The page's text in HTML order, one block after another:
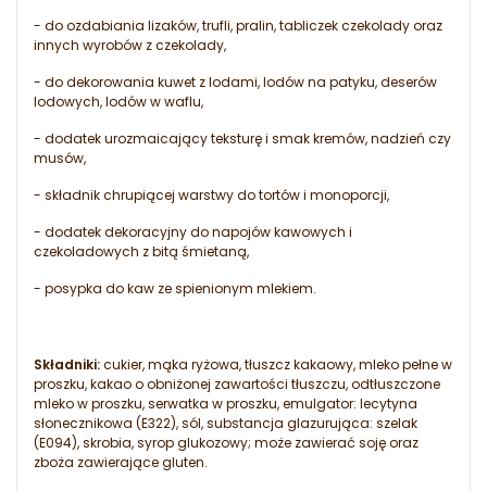
- do ozdabiania lizaków, trufli, pralin, tabliczek czekolady oraz
innych wyrobów z czekolady,
- do dekorowania kuwet z lodami, lodów na patyku, deserów
lodowych, lodów w waflu,
- dodatek urozmaicający teksturę i smak kremów, nadzień czy
musów,
- składnik chrupiącej warstwy do tortów i monoporcji,
- dodatek dekoracyjny do napojów kawowych i
czekoladowych z bitą śmietaną,
- posypka do kaw ze spienionym mlekiem.
Składniki:cukier, mąka ryżowa, tłuszcz kakaowy, mleko pełne w
proszku, kakao o obniżonej zawartości tłuszczu, odtłuszczone
mleko w proszku, serwatka w proszku, emulgator: lecytyna
słonecznikowa (E322), sól, substancja glazurująca: szelak
(E094), skrobia, syrop glukozowy; może zawierać soję oraz
zboża zawierające gluten.